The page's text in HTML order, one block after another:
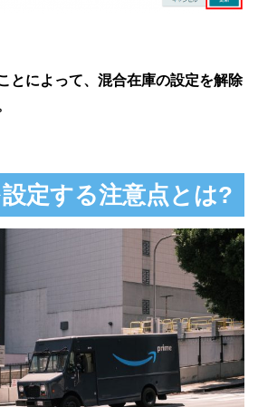
とによって、混合在庫の設定を解除
定する注意点とは?